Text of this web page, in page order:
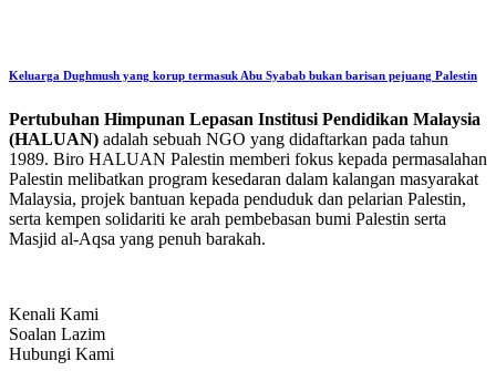
Keluarga Dughmush yang korup termasuk Abu Syabab bukan barisan pejuang Palestin
Pertubuhan Himpunan Lepasan Institusi Pendidikan Malaysia
(HALUAN) adalah sebuah NGO yang didaftarkan pada tahun
1989. Biro HALUAN Palestin memberi fokus kepada permasalahan
Palestin melibatkan program kesedaran dalam kalangan masyarakat
Malaysia, projek bantuan kepada penduduk dan pelarian Palestin,
serta kempen solidariti ke arah pembebasan bumi Palestin serta
Masjid al-Aqsa yang penuh barakah.
Kenali Kami
Soalan Lazim
Hubungi Kami